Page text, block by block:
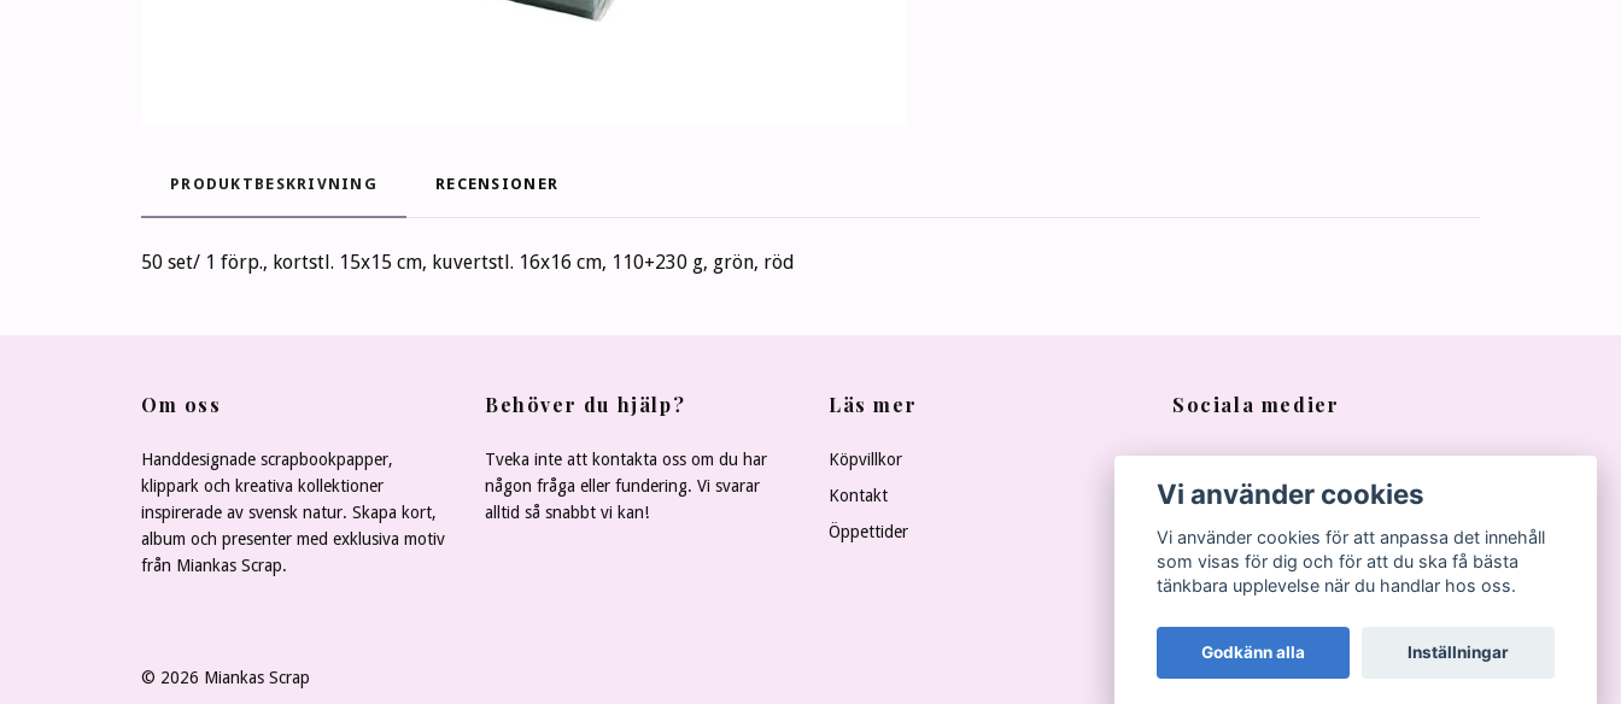
PRODUKTBESKRIVNING RECENSIONER
50 set/ 1 förp., kortstl. 15x15 cm, kuvertstl. 16x16 cm, 110+230 g, grön, röd
Om oss
Handdesignade scrapbookpapper,
klippark och kreativa kollektioner
inspirerade av svensk natur. Skapa kort,
album och presenter med exklusiva motiv
från Miankas Scrap.
Behöver du hjälp?
Tveka inte att kontakta oss om du har
någon fråga eller fundering. Vi svarar
alltid så snabbt vi kan!
Läs mer
Köpvillkor
Kontakt
Öppettider
Sociala medier
© 2026 Miankas Scrap
Vi använder cookies
Vi använder cookies för att anpassa det innehåll
som visas för dig och för att du ska få bästa
tänkbara upplevelse när du handlar hos oss.
Godkänn alla Inställningar